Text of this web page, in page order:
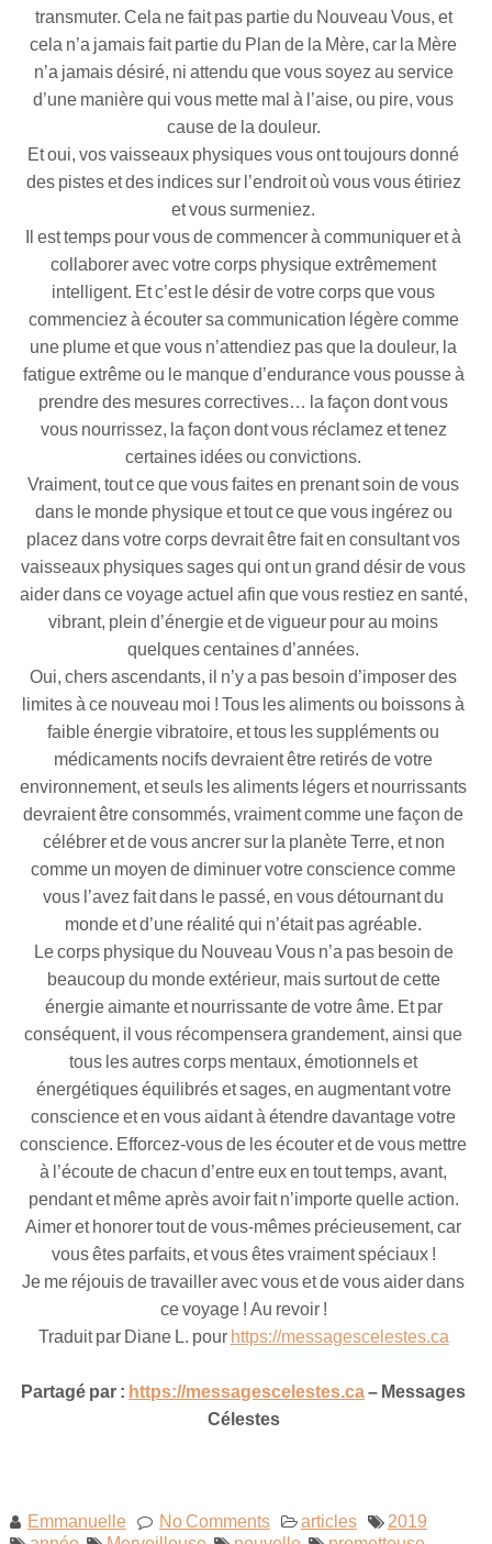
transmuter. Cela ne fait pas partie du Nouveau Vous, et
cela n’a jamais fait partie du Plan de la Mère, car la Mère
n’a jamais désiré, ni attendu que vous soyez au service
d’une manière qui vous mette mal à l’aise, ou pire, vous
cause de la douleur.
Et oui, vos vaisseaux physiques vous ont toujours donné
des pistes et des indices sur l’endroit où vous vous étiriez
et vous surmeniez.
Il est temps pour vous de commencer à communiquer et à
collaborer avec votre corps physique extrêmement
intelligent. Et c’est le désir de votre corps que vous
commenciez à écouter sa communication légère comme
une plume et que vous n’attendiez pas que la douleur, la
fatigue extrême ou le manque d’endurance vous pousse à
prendre des mesures correctives… la façon dont vous
vous nourrissez, la façon dont vous réclamez et tenez
certaines idées ou convictions.
Vraiment, tout ce que vous faites en prenant soin de vous
dans le monde physique et tout ce que vous ingérez ou
placez dans votre corps devrait être fait en consultant vos
vaisseaux physiques sages qui ont un grand désir de vous
aider dans ce voyage actuel afin que vous restiez en santé,
vibrant, plein d’énergie et de vigueur pour au moins
quelques centaines d’années.
Oui, chers ascendants, il n’y a pas besoin d’imposer des
limites à ce nouveau moi ! Tous les aliments ou boissons à
faible énergie vibratoire, et tous les suppléments ou
médicaments nocifs devraient être retirés de votre
environnement, et seuls les aliments légers et nourrissants
devraient être consommés, vraiment comme une façon de
célébrer et de vous ancrer sur la planète Terre, et non
comme un moyen de diminuer votre conscience comme
vous l’avez fait dans le passé, en vous détournant du
monde et d’une réalité qui n’était pas agréable.
Le corps physique du Nouveau Vous n’a pas besoin de
beaucoup du monde extérieur, mais surtout de cette
énergie aimante et nourrissante de votre âme. Et par
conséquent, il vous récompensera grandement, ainsi que
tous les autres corps mentaux, émotionnels et
énergétiques équilibrés et sages, en augmentant votre
conscience et en vous aidant à étendre davantage votre
conscience. Efforcez-vous de les écouter et de vous mettre
à l’écoute de chacun d’entre eux en tout temps, avant,
pendant et même après avoir fait n’importe quelle action.
Aimer et honorer tout de vous-mêmes précieusement, car
vous êtes parfaits, et vous êtes vraiment spéciaux !
Je me réjouis de travailler avec vous et de vous aider dans
ce voyage ! Au revoir !
Traduit par Diane L. pour https://messagescelestes.ca
Partagé par : https://messagescelestes.ca– Messages
Célestes
Emmanuelle No Comments articles
2019